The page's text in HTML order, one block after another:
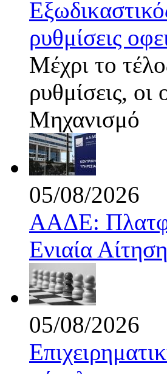
ρυθμίσεις
Μέχρι το
ρυθμίσεις,
Μηχανισμό
05/08/2026
ΑΑΔΕ:
Ενιαία
05/08/2026